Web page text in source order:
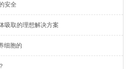
安全
吸取的理想解决方案
细胞的